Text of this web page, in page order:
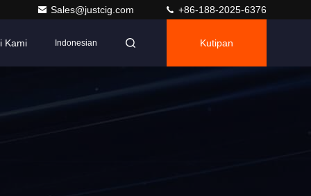
Sales@justcig.com +86-188-2025-6376
Kami Indonesian Kutipan